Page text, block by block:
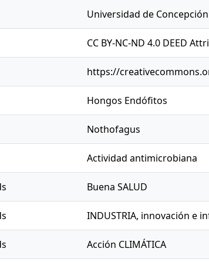
Universidad de Concepción
CC BY-NC-ND 4.0 DEED
https://
Hongos Endófitos
Nothofagus
Actividad antimicrobiana
Buena SALUD
INDUSTRIA, innovación e
Acción CLIMÁTICA